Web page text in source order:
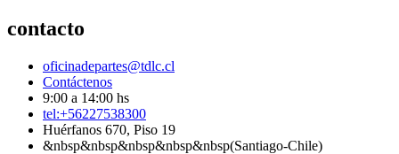
contacto
oficinadepartes@tdlc.cl
Contáctenos
9:00 a 14:00 hs
tel:+56227538300
Huérfanos 670, Piso 19
&nbsp&nbsp&nbsp&nbsp&nbsp(Santiago-Chile)